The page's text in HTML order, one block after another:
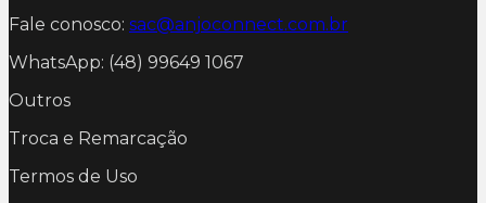
Fale conosco: sac@anjoconnect.com.br
WhatsApp: (48) 99649 1067
Outros
Troca e Remarcação
Termos de Uso